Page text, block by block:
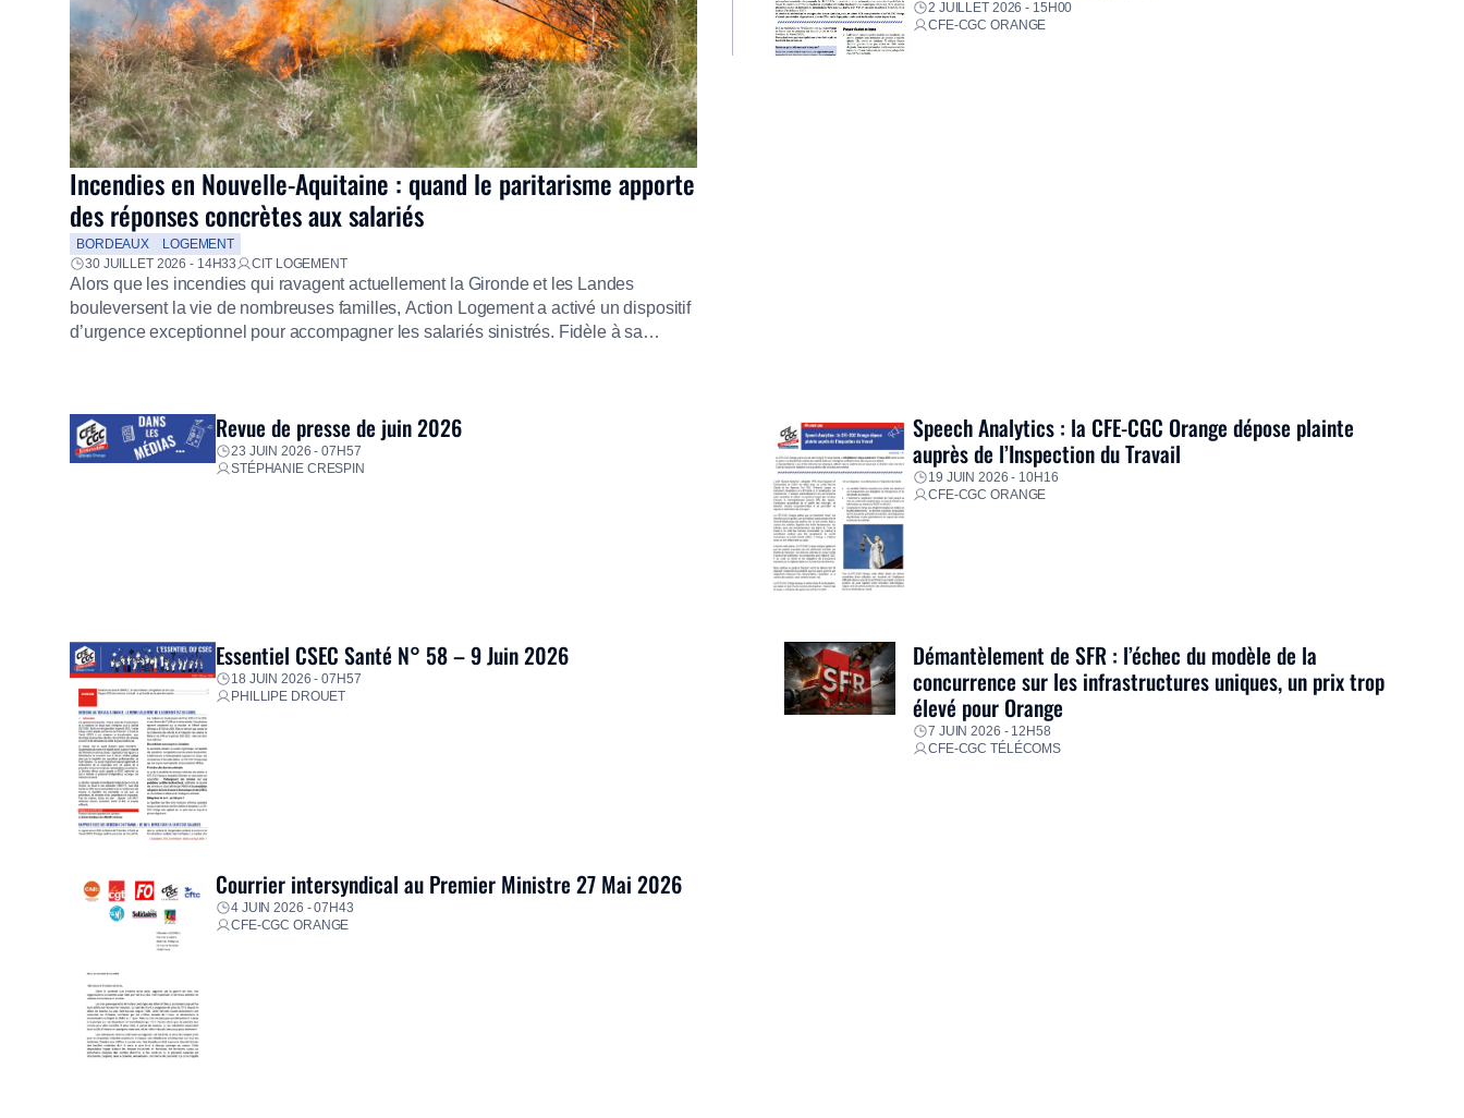
Incendies en Nouvelle-Aquitaine : quand le paritarisme apporte
des réponses concrètes aux salariés
BORDEAUX
LOGEMENT
30 JUILLET 2026 - 14H33
CIT LOGEMENT
Alors que les incendies qui ravagent actuellement la Gironde et les Landes
bouleversent la vie de nombreuses familles, Action Logement a activé un dispositif
d’urgence exceptionnel pour accompagner les salariés sinistrés. Fidèle à sa
2 JUILLET 2026 - 15H00
CFE-CGC ORANGE
Revue de presse de juin 2026
23 JUIN 2026 - 07H57
STÉPHANIE CRESPIN
Speech Analytics : la CFE-CGC Orange dépose plainte
auprès de l’Inspection du Travail
19 JUIN 2026 - 10H16
CFE-CGC ORANGE
Essentiel CSEC Santé N° 58 – 9 Juin 2026
18 JUIN 2026 - 07H57
PHILLIPE DROUET
Démantèlement de SFR : l’échec du modèle de la
concurrence sur les infrastructures uniques, un prix trop
élevé pour Orange
7 JUIN 2026 - 12H58
CFE-CGC TÉLÉCOMS
Courrier intersyndical au Premier Ministre 27 Mai 2026
4 JUIN 2026 - 07H43
CFE-CGC ORANGE